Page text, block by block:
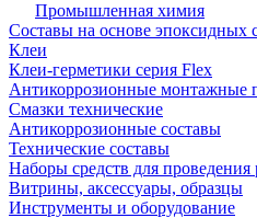
Промышленная химия
Составы на основе эпоксидных
Клеи
Клеи-герметики серия Flex
Антикоррозионные монтажные
Смазки технические
Антикоррозионные составы
Технические составы
Наборы средств для проведения
Витрины, аксессуары, образцы
Инструменты и оборудование